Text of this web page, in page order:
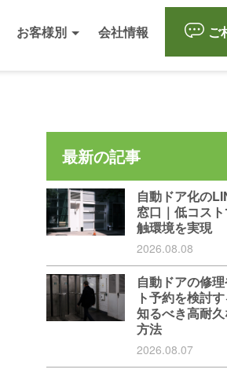
お客様別 会社情報 ご
最新の記事
自動ドア化の
窓口｜低コス
触環境を実現
2026.08.08
自動ドアの修
ト予約を検討
知るべき高耐
方法
2026.08.07